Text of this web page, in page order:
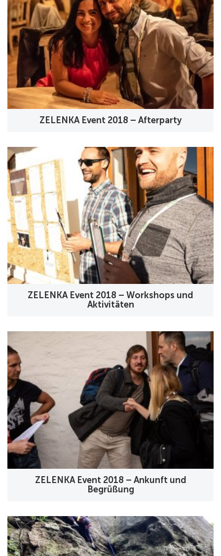
ZELENKA Event 2018 – Afterparty
ZELENKA Event 2018 – Workshops und
Aktivitäten
ZELENKA Event 2018 – Ankunft und
Begrüßung